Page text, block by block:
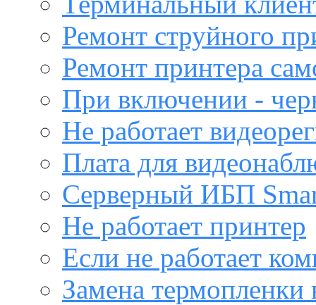
Ремонт струйного
Ремонт принтера
При включении -
Не работает
Плата для
Серверный ИБП
Не работает принтер
Если не работает
Замена термопленки